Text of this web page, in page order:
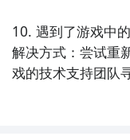
好了，纸片人冲冲
各位玩家是否都已
10. 遇到了游戏中
解决方式：尝试重
戏的技术支持团队